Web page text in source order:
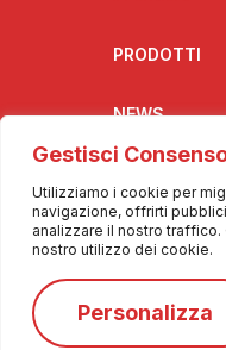
Gestisci
Utilizziamo i cookie per
navigazione, offrirti
analizzare il nostro traffico.
nostro utilizzo dei cookie.
Personalizza
PRODOTTI
NEWS
© 2025 Info
Made